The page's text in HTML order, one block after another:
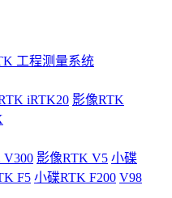
工程测量系统
iRTK20 影像RTK
V300 影像RTK V5 小碟
F5 小碟RTK F200 V98